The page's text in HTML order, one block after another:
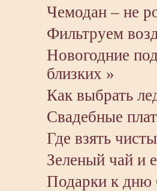
Чемодан – не
Фильтруем
Новогодние
близких »
Как выбрать
Свадебные
Где взять
Зеленый чай и
Подарки к дню